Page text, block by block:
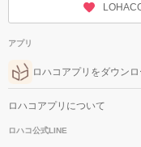
アプリ
ロハコアプリをダウンロ
ロハコアプリについて
ロハコ公式LINE